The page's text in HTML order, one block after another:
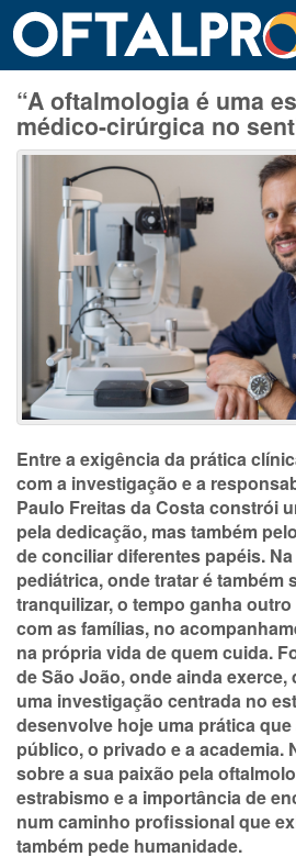
“A oftalmologia é uma
médico-cirúrgica no
Entre a exigência da prática
com a investigação e a
Paulo Freitas da Costa constrói
pela dedicação, mas também
de conciliar diferentes papéis.
pediátrica, onde tratar é também
tranquilizar, o tempo ganha
com as famílias, no
na própria vida de quem cuida.
de São João, onde ainda
uma investigação centrada no
desenvolve hoje uma prática
público, o privado e a academia.
sobre a sua paixão pela
estrabismo e a importância de
num caminho profissional que
também pede humanidade.